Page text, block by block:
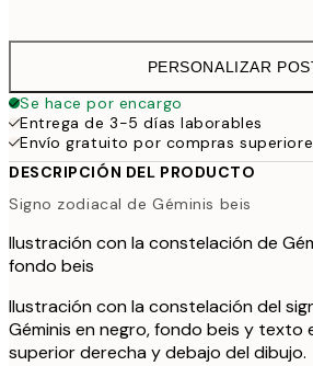
PERSONALIZAR
Se hace por encargo
Entrega de 3-5 días laborables
Envío gratuito por compras
DESCRIPCIÓN DEL PRODUCTO
Signo zodiacal de Géminis beis
Ilustración con la constelación de
fondo beis
Ilustración con la constelación del
Géminis en negro, fondo beis y texto
superior derecha y debajo del dibujo.